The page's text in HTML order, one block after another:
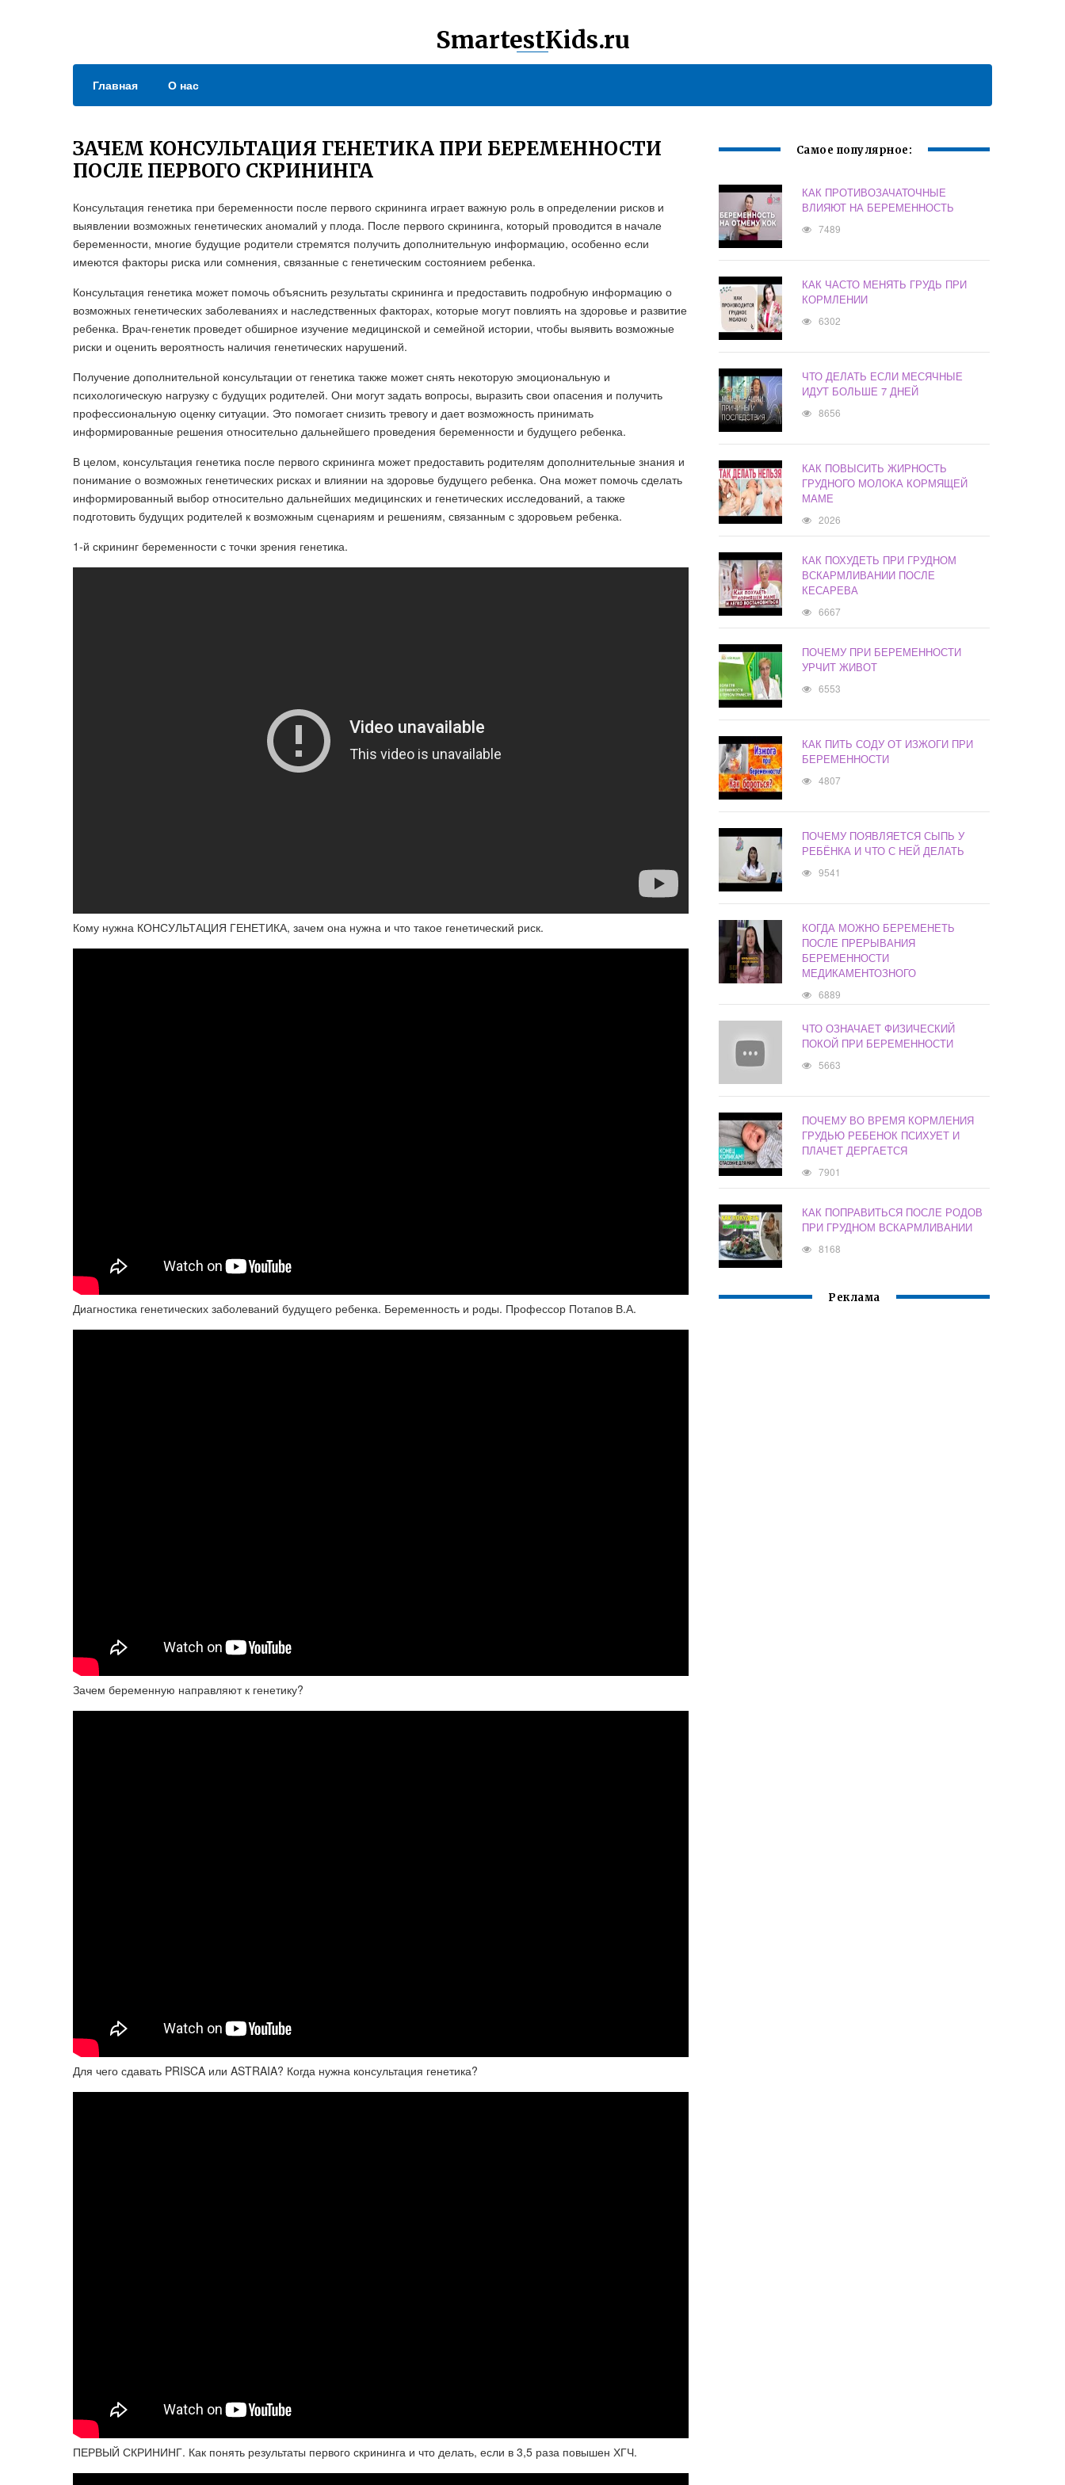
SmartestKids.ru
Главная О нас
ЗАЧЕМ КОНСУЛЬТАЦИЯ ГЕНЕТИКА ПРИ БЕРЕМЕННОСТИ
ПОСЛЕ ПЕРВОГО СКРИНИНГА
Консультация генетика при беременности после первого скрининга играет важную роль в определении рисков и
выявлении возможных генетических аномалий у плода. После первого скрининга, который проводится в начале
беременности, многие будущие родители стремятся получить дополнительную информацию, особенно если
имеются факторы риска или сомнения, связанные с генетическим состоянием ребенка.
Консультация генетика может помочь объяснить результаты скрининга и предоставить подробную информацию о
возможных генетических заболеваниях и наследственных факторах, которые могут повлиять на здоровье и развитие
ребенка. Врач-генетик проведет обширное изучение медицинской и семейной истории, чтобы выявить возможные
риски и оценить вероятность наличия генетических нарушений.
Получение дополнительной консультации от генетика также может снять некоторую эмоциональную и
психологическую нагрузку с будущих родителей. Они могут задать вопросы, выразить свои опасения и получить
профессиональную оценку ситуации. Это помогает снизить тревогу и дает возможность принимать
информированные решения относительно дальнейшего проведения беременности и будущего ребенка.
В целом, консультация генетика после первого скрининга может предоставить родителям дополнительные знания и
понимание о возможных генетических рисках и влиянии на здоровье будущего ребенка. Она может помочь сделать
информированный выбор относительно дальнейших медицинских и генетических исследований, а также
подготовить будущих родителей к возможным сценариям и решениям, связанным с здоровьем ребенка.
1-й скрининг беременности с точки зрения генетика.
Кому нужна КОНСУЛЬТАЦИЯ ГЕНЕТИКА, зачем она нужна и что такое генетический риск.
Диагностика генетических заболеваний будущего ребенка. Беременность и роды. Профессор Потапов В.А.
Зачем беременную направляют к генетику?
Для чего сдавать PRISCA или ASTRAIA? Когда нужна консультация генетика?
ПЕРВЫЙ СКРИНИНГ. Как понять результаты первого скрининга и что делать, если в 3,5 раза повышен ХГЧ.
Самое популярное:
КАК ПРОТИВОЗАЧАТОЧНЫЕ
ВЛИЯЮТ НА БЕРЕМЕННОСТЬ
7489
КАК ЧАСТО МЕНЯТЬ ГРУДЬ ПРИ
КОРМЛЕНИИ
6302
ЧТО ДЕЛАТЬ ЕСЛИ МЕСЯЧНЫЕ
ИДУТ БОЛЬШЕ 7 ДНЕЙ
8656
КАК ПОВЫСИТЬ ЖИРНОСТЬ
ГРУДНОГО МОЛОКА КОРМЯЩЕЙ
МАМЕ
2026
КАК ПОХУДЕТЬ ПРИ ГРУДНОМ
ВСКАРМЛИВАНИИ ПОСЛЕ
КЕСАРЕВА
6667
ПОЧЕМУ ПРИ БЕРЕМЕННОСТИ
УРЧИТ ЖИВОТ
6553
КАК ПИТЬ СОДУ ОТ ИЗЖОГИ ПРИ
БЕРЕМЕННОСТИ
4807
ПОЧЕМУ ПОЯВЛЯЕТСЯ СЫПЬ У
РЕБЁНКА И ЧТО С НЕЙ ДЕЛАТЬ
9541
КОГДА МОЖНО БЕРЕМЕНЕТЬ
ПОСЛЕ ПРЕРЫВАНИЯ
БЕРЕМЕННОСТИ
МЕДИКАМЕНТОЗНОГО
6889
ЧТО ОЗНАЧАЕТ ФИЗИЧЕСКИЙ
ПОКОЙ ПРИ БЕРЕМЕННОСТИ
5663
ПОЧЕМУ ВО ВРЕМЯ КОРМЛЕНИЯ
ГРУДЬЮ РЕБЕНОК ПСИХУЕТ И
ПЛАЧЕТ ДЕРГАЕТСЯ
7901
КАК ПОПРАВИТЬСЯ ПОСЛЕ РОДОВ
ПРИ ГРУДНОМ ВСКАРМЛИВАНИИ
8168
Реклама